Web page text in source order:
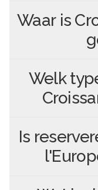
Waar is
Welk
Is